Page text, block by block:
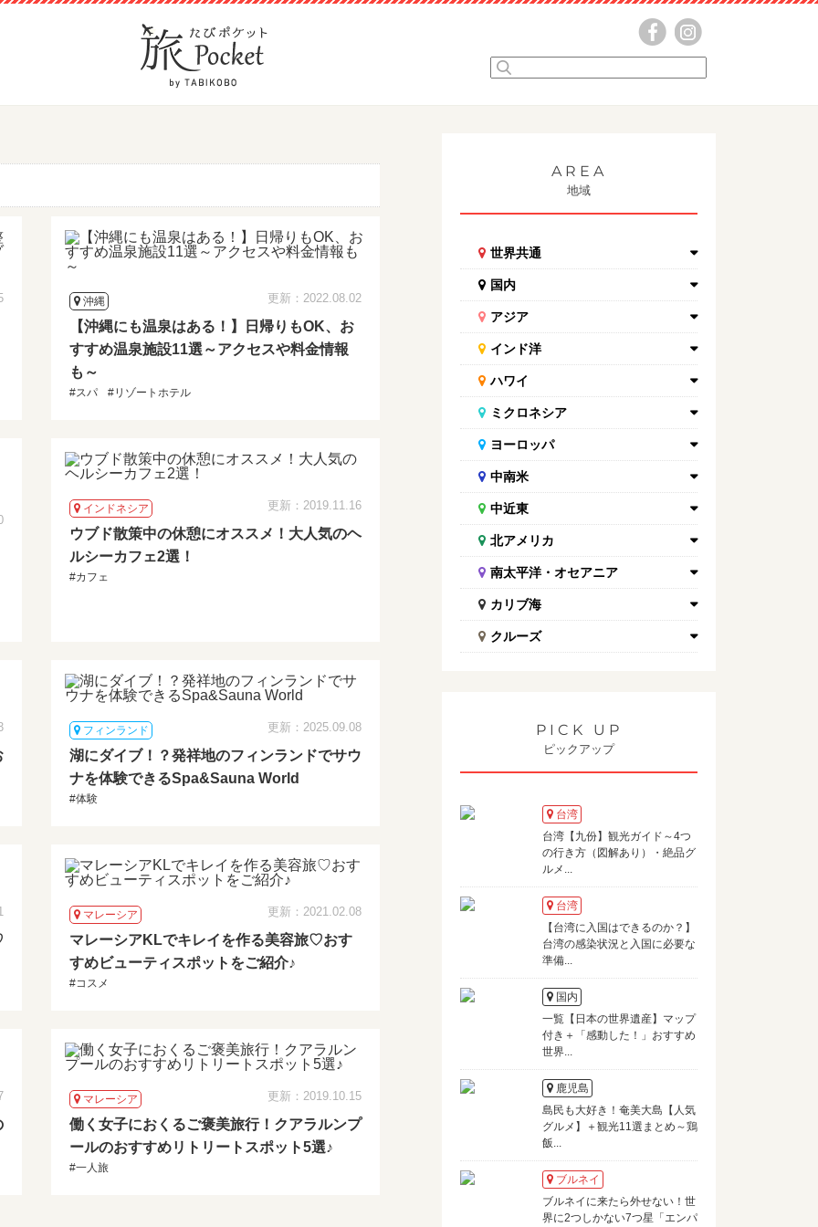
沖縄 更新：2022.08.02
【沖縄にも温泉はある！】日帰りもOK、お
すすめ温泉施設11選～アクセスや料金情報
も～
#スパ #リゾートホテル
インドネシア 更新：2019.11.16
ウブド散策中の休憩にオススメ！大人気のヘ
ルシーカフェ2選！
#カフェ
フィンランド 更新：2025.09.08
湖にダイブ！？発祥地のフィンランドでサウ
ナを体験できるSpa&Sauna World
#体験
マレーシア 更新：2021.02.08
マレーシアKLでキレイを作る美容旅♡おす
すめビューティスポットをご紹介♪
#コスメ
マレーシア 更新：2019.10.15
働く女子におくるご褒美旅行！クアラルンプ
ールのおすすめリトリートスポット5選♪
#一人旅
AREA
地域
世界共通
国内
アジア
インド洋
ハワイ
ミクロネシア
ヨーロッパ
中南米
中近東
北アメリカ
南太平洋・オセアニア
カリブ海
クルーズ
PICK UP
ピックアップ
台湾
台湾【九份】観光ガイド～4つ
の行き方（図解あり）・絶品グ
ルメ...
台湾
【台湾に入国はできるのか？】
台湾の感染状況と入国に必要な
準備...
国内
一覧【日本の世界遺産】マップ
付き＋「感動した！」おすすめ
世界...
鹿児島
島民も大好き！奄美大島【人気
グルメ】＋観光11選まとめ～鶏
飯...
ブルネイ
ブルネイに来たら外せない！世
界に2つしかない7つ星「エンパ